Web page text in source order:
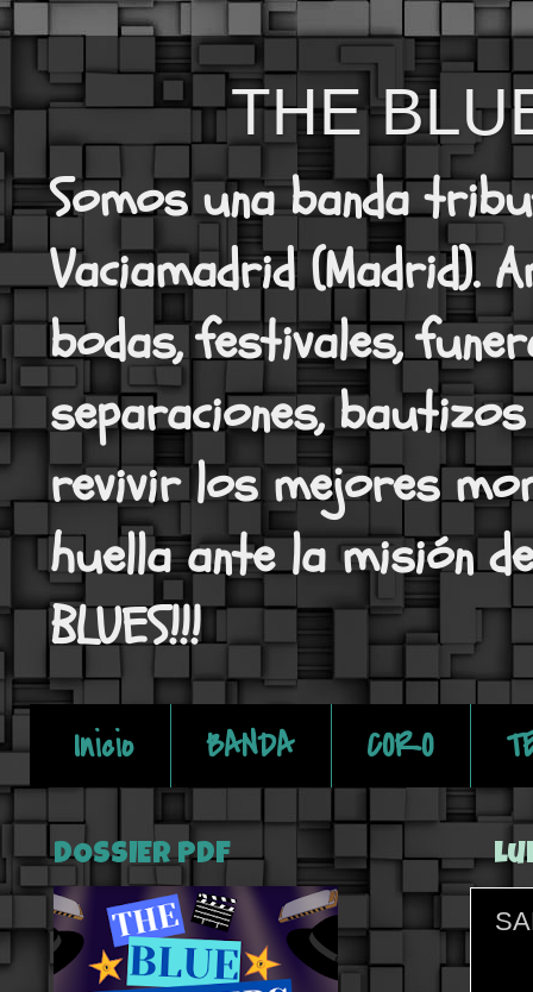
THE
Somos una banda
Vaciamadrid (Madrid).
bodas, festivales,
separaciones,
revivir los mejores
huella ante la misión
BLUES!!!
Inicio BANDA CORO
DOSSIER PDF